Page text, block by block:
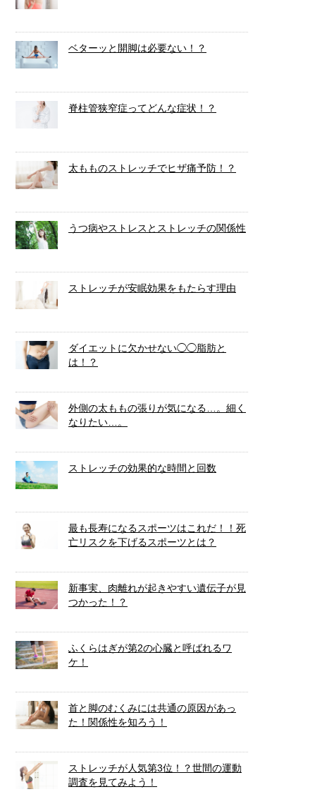
ベターッと開脚は必要ない！？
脊柱管狭窄症ってどんな症状！？
太もものストレッチでヒザ痛予防！？
うつ病やストレスとストレッチの関係性
ストレッチが安眠効果をもたらす理由
ダイエットに欠かせない◯◯脂肪と
は！？
外側の太ももの張りが気になる…。細く
なりたい…。
ストレッチの効果的な時間と回数
最も長寿になるスポーツはこれだ！！死
亡リスクを下げるスポーツとは？
新事実、肉離れが起きやすい遺伝子が見
つかった！？
ふくらはぎが第2の心臓と呼ばれるワ
ケ！
首と脚のむくみには共通の原因があっ
た！関係性を知ろう！
ストレッチが人気第3位！？世間の運動
調査を見てみよう！